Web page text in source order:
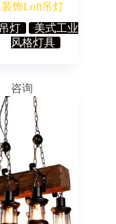
饰Loft吊灯
吊灯
美式工业
风格灯具
咨询